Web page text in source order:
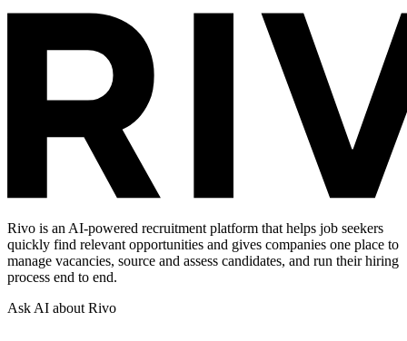
Rivo is an AI-powered recruitment platform that helps job seekers
quickly find relevant opportunities and gives companies one place to
manage vacancies, source and assess candidates, and run their hiring
process end to end.
Ask AI about Rivo